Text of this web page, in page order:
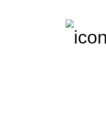
Длительность: 11